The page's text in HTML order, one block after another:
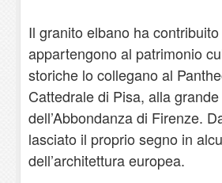
Il granito elbano ha
appartengono al patrimonio
storiche lo collegano al
Cattedrale di Pisa, alla
dell’Abbondanza di Firenze.
lasciato il proprio segno in
dell’architettura europea.